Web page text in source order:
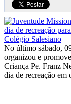
No último sábado,
organizou e
Criança Pe. Franz
dia de recreação em